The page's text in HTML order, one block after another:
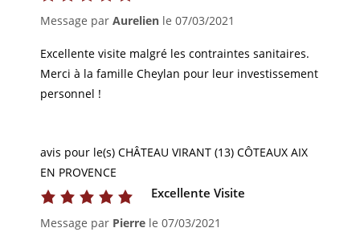
Message par Aurelien le 07/03/2021
Excellente visite malgré les contraintes sanitaires.
Merci à la famille Cheylan pour leur investissement
personnel !
avis pour le(s) CHÂTEAU VIRANT (13) CÔTEAUX AIX
EN PROVENCE
Excellente Visite
Message par Pierre le 07/03/2021